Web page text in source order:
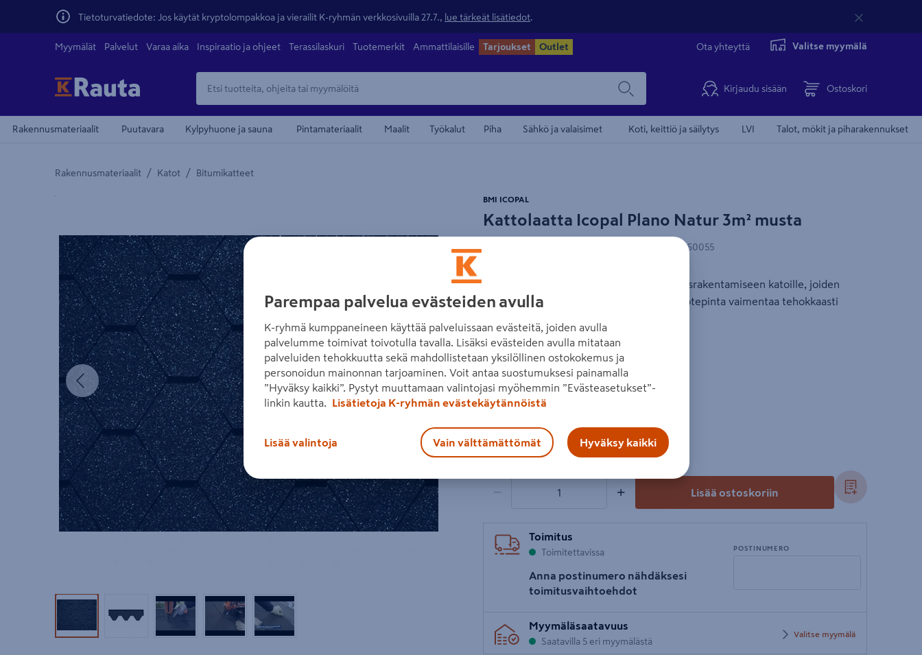
Tietoturvatiedote: Jos käytät kryptolompakkoa ja vierailit K-ryhmän verkkosivuilla 27.7., lue tärkeät lisätiedot
Myymälät Palvelut Varaa aika Inspiraatio ja ohjeet Terassilaskuri Tuotemerkit Ammattilaisille Tarjoukset Outlet Ota yhteyttä Valitse myymälä
Kirjaudu sisään Ostoskori
Rakennusmateriaalit Puutavara Kylpyhuone ja sauna Pintamateriaalit Maalit Työkalut Piha Sähkö ja valaisimet Koti, keittiö ja säilytys LVI Talot, mökit ja piharakennukset
Rakennusmateriaalit / Katot / Bitumikatteet
Yksityiskohtainen kuvaus löytyy Tuotteen kuvaus -maamerkistä
Edellinen Seuraava
Tuotekuva 1Tuotekuva 2 Tuotekuva 4Tuotekuva 5
Kattolaatta Icopal Plano Natur 3m² musta
BMI ICOPAL
6416193260055
Plano-kattolaatta soveltuu uudis- ja korjausrakentamiseen katoille, joiden
kaltevuus on 1:5 tai jyrkempi. Liuskekivisirotepinta vaimentaa tehokkaasti
Lue koko tuotekuvaus
Katso liitetiedostot
Hinta verkkokaupassa
36,90€/pkt
36,90 € / pkt
12,30€/m²
− + Lisää ostoskoriin
Toimitus
Toimitettavissa
Anna postinumero nähdäksesi
toimitusvaihtoehdot
POSTINUMERO
postinumero
Myymäläsaatavuus
Saatavilla 5 eri myymälästä
Valitse myymälä
Parempaa palvelua evästeiden avulla
K-ryhmä kumppaneineen käyttää palveluissaan evästeitä, joiden avulla
palvelumme toimivat toivotulla tavalla. Lisäksi evästeiden avulla mitataan
palveluiden tehokkuutta sekä mahdollistetaan yksilöllinen ostokokemus ja
personoidun mainonnan tarjoaminen. Voit antaa suostumuksesi painamalla
”Hyväksy kaikki”. Pystyt muuttamaan valintojasi myöhemmin ”Evästeasetukset”-
linkin kautta.
Lisätietoja K-ryhmän evästekäytännöistä
Lisää valintoja Vain välttämättömät Hyväksy kaikki